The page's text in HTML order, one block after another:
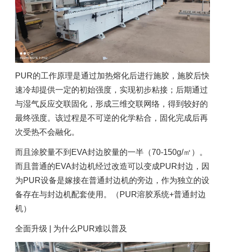
PUR的工作原理是通过加热熔化后进行施胶，施胶后快
速冷却提供一定的初始强度，实现初步粘接；后期通过
与湿气反应交联固化，形成三维交联网络，得到较好的
最终强度。该过程是不可逆的化学粘合，固化完成后再
次受热不会融化。
而且涂胶量不到EVA封边胶量的一半（70-150g/㎡）。
而且普通的EVA封边机经过改造可以变成PUR封边，因
为PUR设备是嫁接在普通封边机的旁边，作为独立的设
备存在与封边机配套使用。（PUR溶胶系统+普通封边
机）
全面升级 | 为什么PUR难以普及